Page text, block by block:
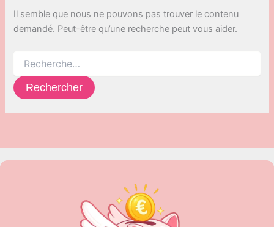
Il semble que nous ne pouvons pas trouver le contenu
demandé. Peut-être qu’une recherche peut vous aider.